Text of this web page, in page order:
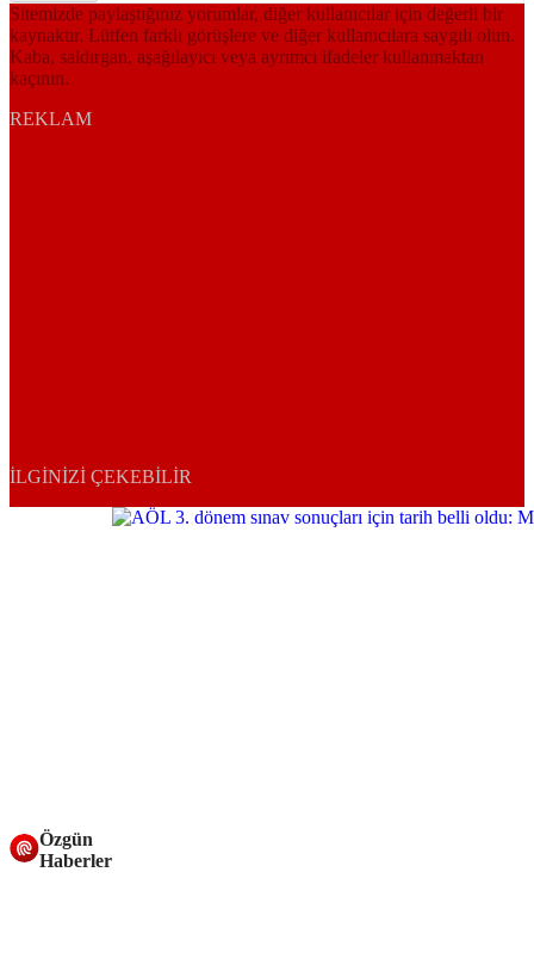
Sitemizde paylaştığınız yorumlar, diğer kullanıcılar için değerli bir
kaynaktır. Lütfen farklı görüşlere ve diğer kullanıcılara saygılı olun.
Kaba, saldırgan, aşağılayıcı veya ayrımcı ifadeler kullanmaktan
kaçının.
REKLAM
İLGINIZI ÇEKEBILIR
Özgün
Haberler